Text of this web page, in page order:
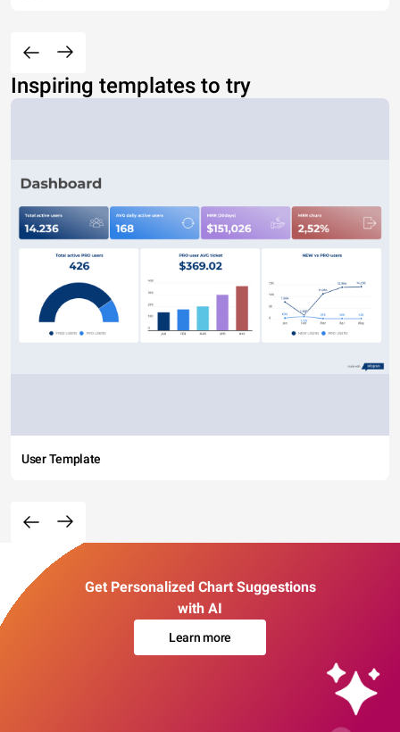
Inspiring templates to try
User Template
Get Personalized Chart Suggestions
with AI
Learn more